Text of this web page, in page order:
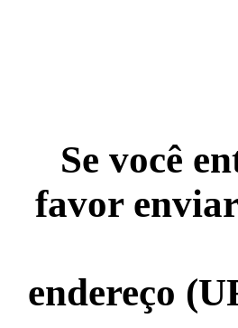
Se você
favor
endereço